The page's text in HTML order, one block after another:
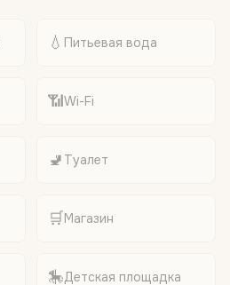
💧 Питьевая вода
📶Wi-Fi
🚽 Туалет
🛒Магазин
🎠Детская площадка